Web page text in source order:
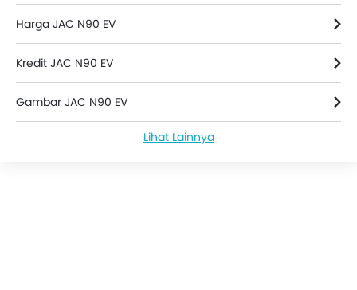
Harga JAC N90 EV
Kredit JAC N90 EV
Gambar JAC N90 EV
Lihat Lainnya